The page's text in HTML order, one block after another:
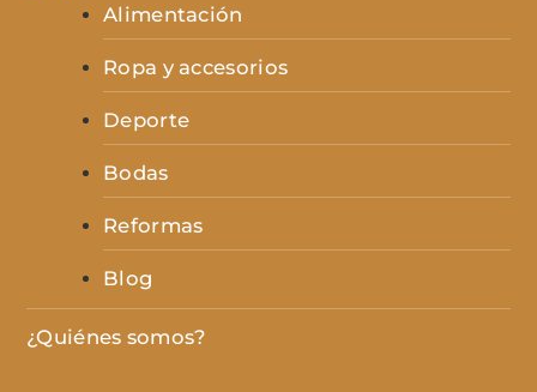
Alimentación
Ropa y accesorios
Deporte
Bodas
Reformas
Blog
¿Quiénes somos?